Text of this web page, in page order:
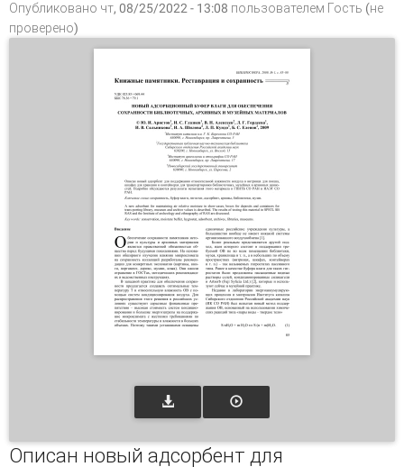
Опубликовано чт, 08/25/2022 - 13:08 пользователем Гость (не
проверено)
Описан новый адсорбент для